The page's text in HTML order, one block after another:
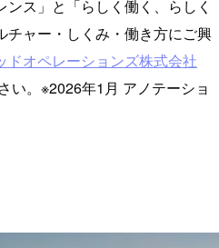
ンス」と「らしく働く、らしく
チャー・しくみ・働き方にご興
ドオペレーションズ株式会社
い。※2026年1月 アノテーショ